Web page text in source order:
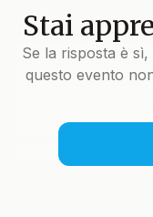
Stai
Se la risposta è
questo evento